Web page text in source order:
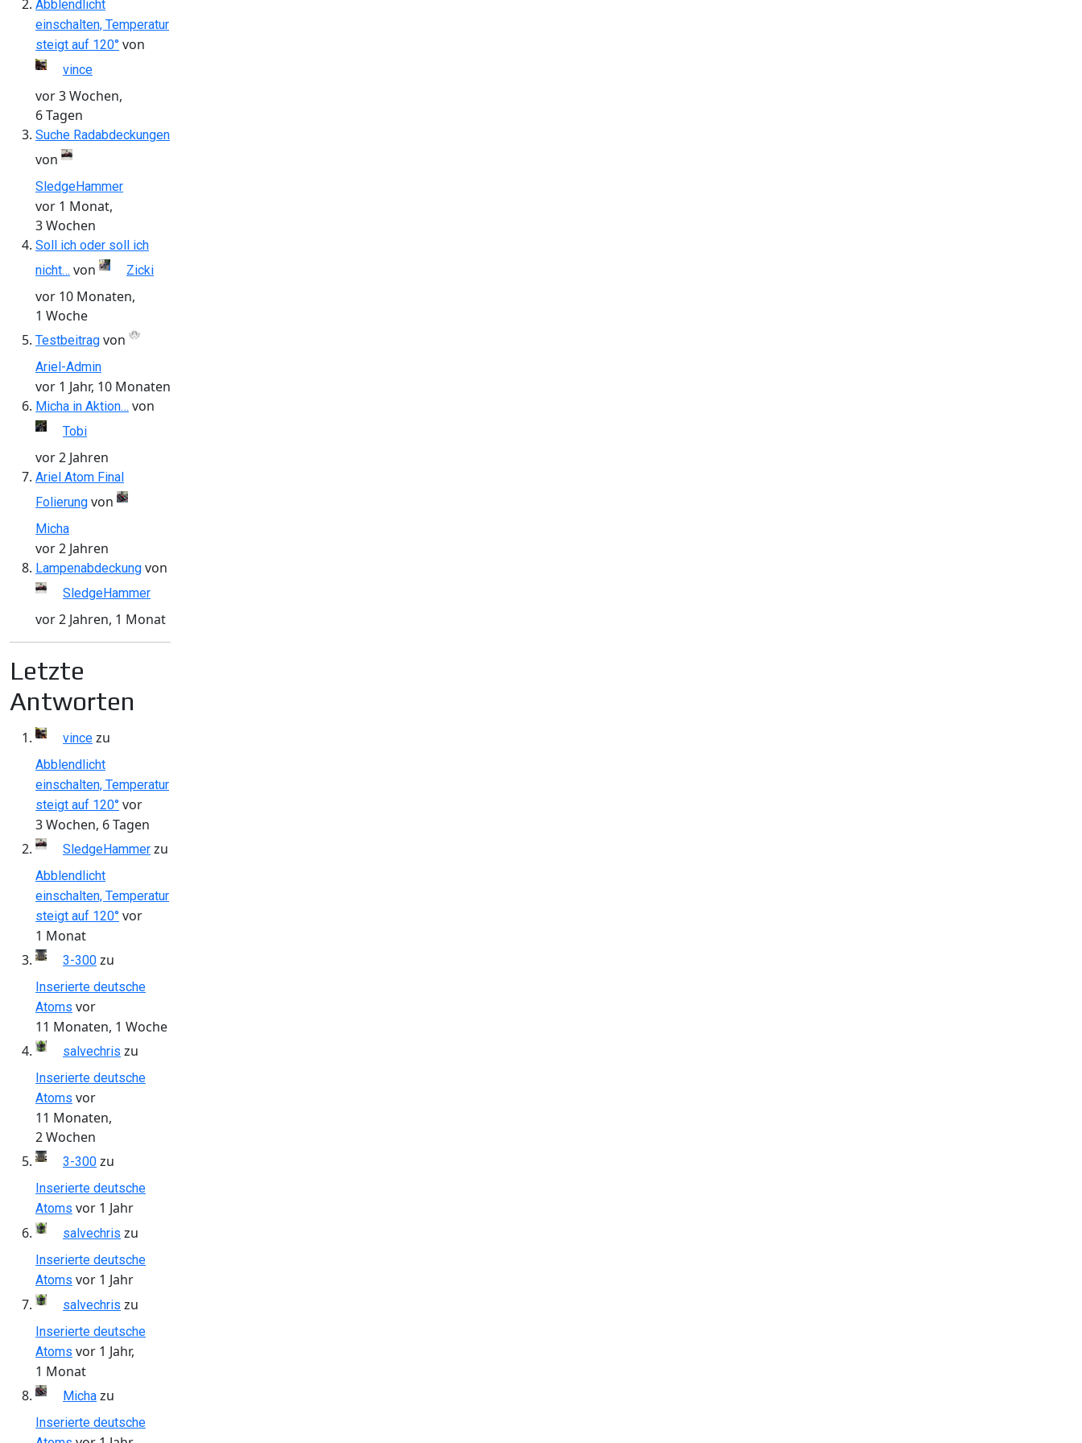
Abblendlicht
einschalten, Temperatur
steigt auf 120° von
vince
vor 3 Wochen,
6 Tagen
Suche Radabdeckungen
von
SledgeHammer
vor 1 Monat,
3 Wochen
Soll ich oder soll ich
nicht… von Zicki
vor 10 Monaten,
1 Woche
Testbeitrag von
Ariel-Admin
vor 1 Jahr, 10 Monaten
Micha in Aktion… von
Tobi
vor 2 Jahren
Ariel Atom Final
Folierung von
Micha
vor 2 Jahren
Lampenabdeckung von
SledgeHammer
vor 2 Jahren, 1 Monat
Letzte
Antworten
vince zu
Abblendlicht
einschalten, Temperatur
steigt auf 120° vor
3 Wochen, 6 Tagen
SledgeHammer zu
Abblendlicht
einschalten, Temperatur
steigt auf 120° vor
1 Monat
3-300 zu
Inserierte deutsche
Atoms vor
11 Monaten, 1 Woche
salvechris zu
Inserierte deutsche
Atoms vor
11 Monaten,
2 Wochen
3-300 zu
Inserierte deutsche
Atoms vor 1 Jahr
salvechris zu
Inserierte deutsche
Atoms vor 1 Jahr
salvechris zu
Inserierte deutsche
Atoms vor 1 Jahr,
1 Monat
Micha zu
Inserierte deutsche